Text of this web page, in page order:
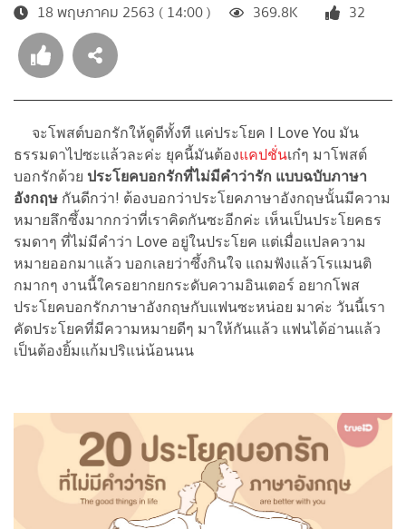
18 พฤษภาคม 2563 ( 14:00 )
369.8K 32
จะโพสต์บอกรักให้ดูดีทั้งที แค่ประโยค I Love You มัน
ธรรมดาไปซะแล้วละค่ะ ยุคนี้มันต้องแคปชั่นเก๋ๆ มาโพสต์
บอกรักด้วย ประโยคบอกรักที่ไม่มีคำว่ารัก แบบฉบับภาษา
อังกฤษ กันดีกว่า! ต้องบอกว่าประโยคภาษาอังกฤษนั้นมีความ
หมายลึกซึ้งมากกว่าที่เราคิดกันซะอีกค่ะ เห็นเป็นประโยคธร
รมดาๆ ที่ไม่มีคำว่า Love อยู่ในประโยค แต่เมื่อแปลความ
หมายออกมาแล้ว บอกเลยว่าซึ้งกินใจ แถมฟังแล้วโรแมนติ
กมากๆ งานนี้ใครอยากยกระดับความอินเตอร์ อยากโพส
ประโยคบอกรักภาษาอังกฤษกับแฟนซะหน่อย มาค่ะ วันนี้เรา
คัดประโยคที่มีความหมายดีๆ มาให้กันแล้ว แฟนได้อ่านแล้ว
เป็นต้องยิ้มแก้มปริแน่น้อนนน